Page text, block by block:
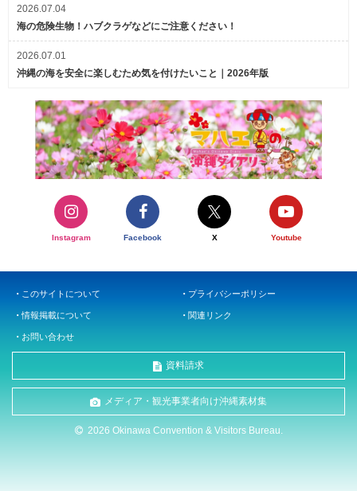
2026.07.04
海の危険生物！ハブクラゲなどにご注意ください！
2026.07.01
沖縄の海を安全に楽しむため気を付けたいこと｜2026年版
Instagram Facebook X Youtube
このサイトについて プライバシーポリシー
情報掲載について 関連リンク
お問い合わせ
資料請求
メディア・観光事業者向け沖縄素材集
2026 Okinawa Convention & Visitors Bureau.